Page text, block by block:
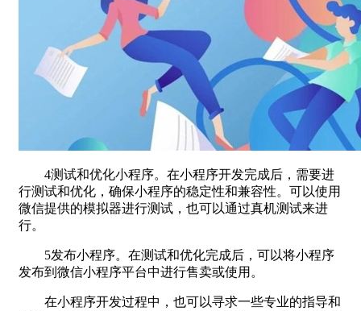
4测试和优化小程序。在小程序开发完成后，需要进
行测试和优化，确保小程序的稳定性和兼容性。可以使用
微信提供的模拟器进行测试，也可以通过真机测试来进
行。
5发布小程序。在测试和优化完成后，可以将小程序
发布到微信小程序平台中进行售卖或使用。
在小程序开发过程中，也可以寻求一些专业的指导和